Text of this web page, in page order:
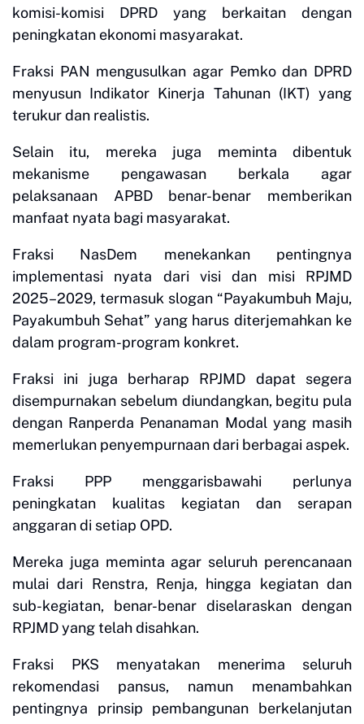
komisi-komisi DPRD yang berkaitan dengan
peningkatan ekonomi masyarakat.
Fraksi PAN mengusulkan agar Pemko dan DPRD
menyusun Indikator Kinerja Tahunan (IKT) yang
terukur dan realistis.
Selain itu, mereka juga meminta dibentuk
mekanisme pengawasan berkala agar
pelaksanaan APBD benar-benar memberikan
manfaat nyata bagi masyarakat.
Fraksi NasDem menekankan pentingnya
implementasi nyata dari visi dan misi RPJMD
2025–2029, termasuk slogan “Payakumbuh Maju,
Payakumbuh Sehat” yang harus diterjemahkan ke
dalam program-program konkret.
Fraksi ini juga berharap RPJMD dapat segera
disempurnakan sebelum diundangkan, begitu pula
dengan Ranperda Penanaman Modal yang masih
memerlukan penyempurnaan dari berbagai aspek.
Fraksi PPP menggarisbawahi perlunya
peningkatan kualitas kegiatan dan serapan
anggaran di setiap OPD.
Mereka juga meminta agar seluruh perencanaan
mulai dari Renstra, Renja, hingga kegiatan dan
sub-kegiatan, benar-benar diselaraskan dengan
RPJMD yang telah disahkan.
Fraksi PKS menyatakan menerima seluruh
rekomendasi pansus, namun menambahkan
pentingnya prinsip pembangunan berkelanjutan